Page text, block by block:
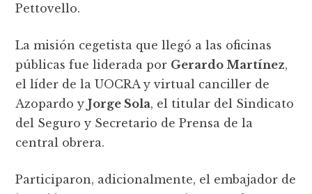
Pettovello.
La misión cegetista que llegó a las oficinas
públicas fue liderada por Gerardo Martínez,
el líder de la UOCRA y virtual canciller de
Azopardo yJorge Sola, el titular del Sindicato
del Seguro y Secretario de Prensa de la
central obrera.
Participaron, adicionalmente, el embajador de